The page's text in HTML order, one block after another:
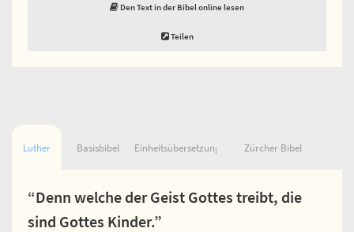
Den Text in der Bibel online lesen
Teilen
Luther Basisbibel Einheitsübersetzung Zürcher Bibel
“Denn welche der Geist Gottes treibt, die
sind Gottes Kinder.”